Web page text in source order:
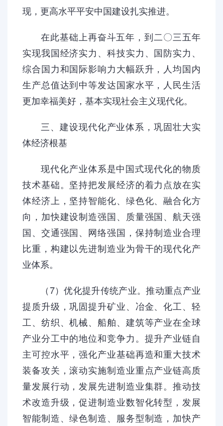
现，更高水平平安中国建设扎实推进。
在此基础上再奋斗五年，到二〇三五年
实现我国经济实力、科技实力、国防实力、
综合国力和国际影响力大幅跃升，人均国内
生产总值达到中等发达国家水平，人民生活
更加幸福美好，基本实现社会主义现代化。
三、建设现代化产业体系，巩固壮大实
体经济根基
现代化产业体系是中国式现代化的物质
技术基础。坚持把发展经济的着力点放在实
体经济上，坚持智能化、绿色化、融合化方
向，加快建设制造强国、质量强国、航天强
国、交通强国、网络强国，保持制造业合理
比重，构建以先进制造业为骨干的现代化产
业体系。
（7）优化提升传统产业。推动重点产业
提质升级，巩固提升矿业、冶金、化工、轻
工、纺织、机械、船舶、建筑等产业在全球
产业分工中的地位和竞争力。提升产业链自
主可控水平，强化产业基础再造和重大技术
装备攻关，滚动实施制造业重点产业链高质
量发展行动，发展先进制造业集群。推动技
术改造升级，促进制造业数智化转型，发展
智能制造、绿色制造、服务型制造，加快产